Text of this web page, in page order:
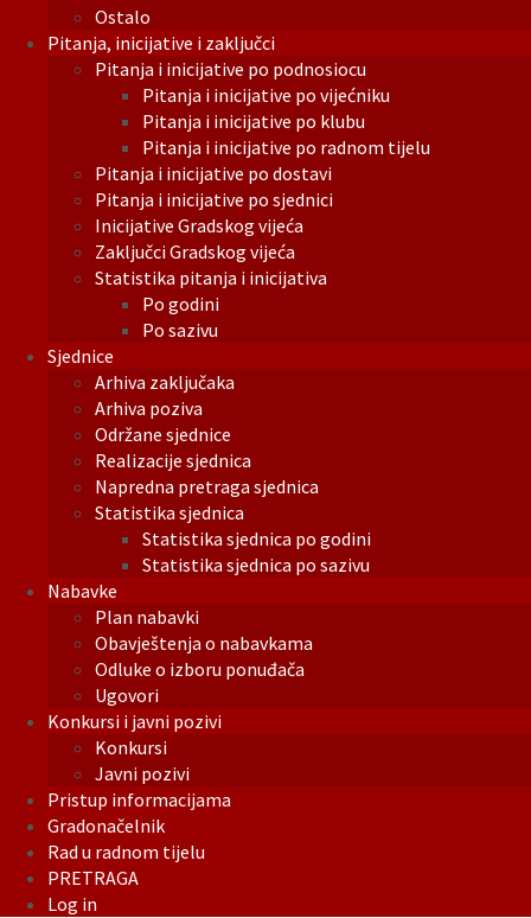
Ostalo
Pitanja, inicijative i zaključci
Pitanja i inicijative po podnosiocu
Pitanja i inicijative po vijećniku
Pitanja i inicijative po klubu
Pitanja i inicijative po radnom tijelu
Pitanja i inicijative po dostavi
Pitanja i inicijative po sjednici
Inicijative Gradskog vijeća
Zaključci Gradskog vijeća
Statistika pitanja i inicijativa
Po godini
Po sazivu
Sjednice
Arhiva zaključaka
Arhiva poziva
Održane sjednice
Realizacije sjednica
Napredna pretraga sjednica
Statistika sjednica
Statistika sjednica po godini
Statistika sjednica po sazivu
Nabavke
Plan nabavki
Obavještenja o nabavkama
Odluke o izboru ponuđača
Ugovori
Konkursi i javni pozivi
Konkursi
Javni pozivi
Pristup informacijama
Gradonačelnik
Rad u radnom tijelu
PRETRAGA
Log in